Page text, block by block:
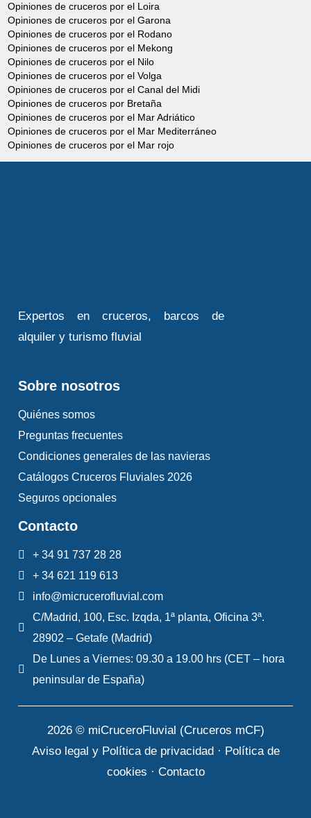
Opiniones de cruceros por el Loira
Opiniones de cruceros por el Garona
Opiniones de cruceros por el Rodano
Opiniones de cruceros por el Mekong
Opiniones de cruceros por el Nilo
Opiniones de cruceros por el Volga
Opiniones de cruceros por el Canal del Midi
Opiniones de cruceros por Bretaña
Opiniones de cruceros por el Mar Adriático
Opiniones de cruceros por el Mar Mediterráneo
Opiniones de cruceros por el Mar rojo
Expertos en cruceros, barcos de
alquiler y turismo fluvial
Sobre nosotros
Quiénes somos
Preguntas frecuentes
Condiciones generales de las navieras
Catálogos Cruceros Fluviales 2026
Seguros opcionales
Contacto
+ 34 91 737 28 28
+ 34 621 119 613
info@micrucerofluvial.com
C/Madrid, 100, Esc. Izqda, 1ª planta, Oficina 3ª.
28902 – Getafe (Madrid)
De Lunes a Viernes: 09.30 a 19.00 hrs (CET – hora
peninsular de España)
2026 © miCruceroFluvial (Cruceros mCF)
Aviso legal y Política de privacidad · Política de
cookies · Contacto